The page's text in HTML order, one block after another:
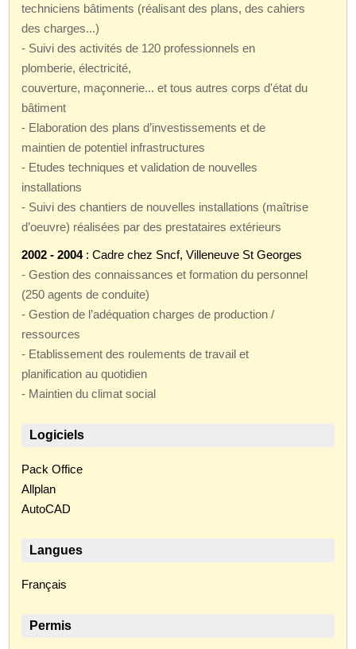
techniciens bâtiments (réalisant des plans, des cahiers
des charges...)
- Suivi des activités de 120 professionnels en
plomberie, électricité,
couverture, maçonnerie... et tous autres corps d'état du
bâtiment
- Elaboration des plans d’investissements et de
maintien de potentiel infrastructures
- Etudes techniques et validation de nouvelles
installations
- Suivi des chantiers de nouvelles installations (maîtrise
d’oeuvre) réalisées par des prestataires extérieurs
2002 - 2004: Cadre chez Sncf, Villeneuve St Georges
- Gestion des connaissances et formation du personnel
(250 agents de conduite)
- Gestion de l’adéquation charges de production /
ressources
- Etablissement des roulements de travail et
planification au quotidien
- Maintien du climat social
Logiciels
Pack Office
Allplan
AutoCAD
Langues
Français
Permis